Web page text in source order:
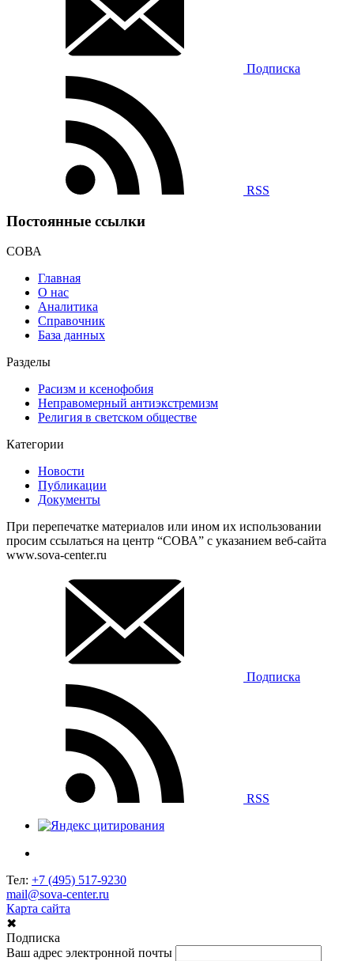
Подписка
RSS
Постоянные ссылки
СОВА
Главная
О нас
Аналитика
Справочник
База данных
Разделы
Расизм и ксенофобия
Неправомерный антиэкстремизм
Религия в светском обществе
Категории
Новости
Публикации
Документы
При перепечатке материалов или ином их использовании
просим ссылаться на центр “СОВА” с указанием веб-сайта
www.sova-center.ru
Подписка
RSS
Тел: +7 (495) 517-9230
mail@sova-center.ru
Карта сайта
✖
Подписка
Ваш адрес электронной почты